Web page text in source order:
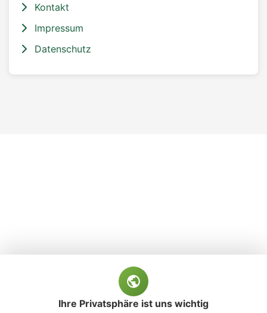
Kontakt
Impressum
Datenschutz
Ihre Privatsphäre ist uns wichtig